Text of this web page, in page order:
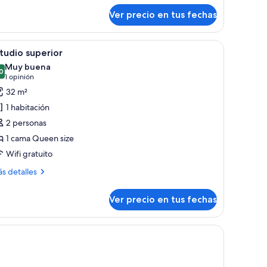
Ver precio en tus fechas
una cama grande, cómoda de madera, baño con cortina de ducha
Una habitación de hotel con cabecera de
5 superior
de 10
Muy buena
1 opinión
(1
opinión)
32 m²
1 habitación
2 personas
1 cama Queen size
Wifi gratuito
detalles
Ver precio en tus fechas
rojas.